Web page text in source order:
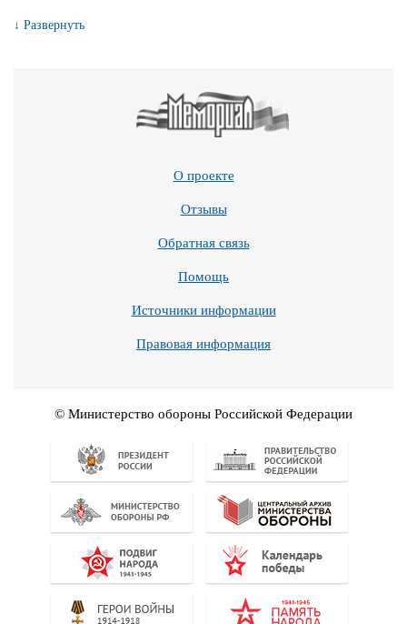
↓ Развернуть
О проекте
Отзывы
Обратная связь
Помощь
Источники информации
Правовая информация
© Министерство обороны Российской Федерации